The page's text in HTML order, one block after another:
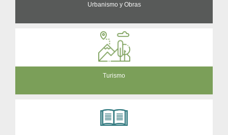
Urbanismo y Obras
Turismo